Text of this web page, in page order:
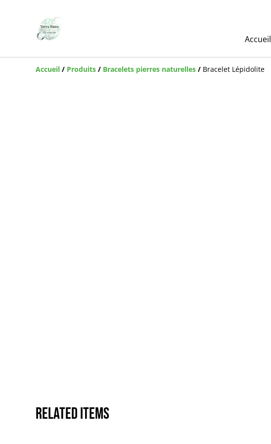
Accueil
Accueil / Produits / Bracelets pierres naturelles / Bracelet Lépidolite
Related items